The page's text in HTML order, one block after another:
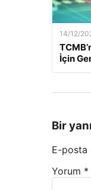
14/12/
İçin
Bir
E-posta
Yorum *